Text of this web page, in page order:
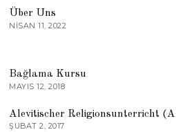
Über Uns
NISAN 11, 2022
Bağlama Kursu
MAYIS 12, 2018
Alevitischer Religionsunterricht
ŞUBAT 2, 2017